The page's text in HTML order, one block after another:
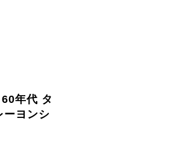
年代 タ
ーヨンシ